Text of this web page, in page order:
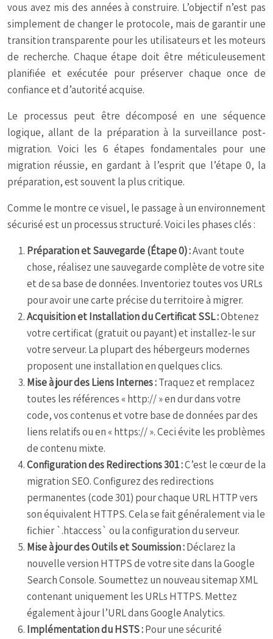
vous avez mis des années à construire. L’objectif n’est pas
simplement de changer le protocole, mais de garantir une
transition transparente pour les utilisateurs et les moteurs
de recherche. Chaque étape doit être méticuleusement
planifiée et exécutée pour préserver chaque once de
confiance et d’autorité acquise.
Le processus peut être décomposé en une séquence
logique, allant de la préparation à la surveillance post-
migration. Voici les 6 étapes fondamentales pour une
migration réussie, en gardant à l’esprit que l’étape 0, la
préparation, est souvent la plus critique.
Comme le montre ce visuel, le passage à un environnement
sécurisé est un processus structuré. Voici les phases clés :
Préparation et Sauvegarde (Étape 0) :Avant toute
chose, réalisez une sauvegarde complète de votre site
et de sa base de données. Inventoriez toutes vos URLs
pour avoir une carte précise du territoire à migrer.
Acquisition et Installation du Certificat SSL :Obtenez
votre certificat (gratuit ou payant) et installez-le sur
votre serveur. La plupart des hébergeurs modernes
proposent une installation en quelques clics.
Mise à jour des Liens Internes :Traquez et remplacez
toutes les références « http:// » en dur dans votre
code, vos contenus et votre base de données par des
liens relatifs ou en « https:// ». Ceci évite les problèmes
de contenu mixte.
Configuration des Redirections 301 :C’est le cœur de la
migration SEO. Configurez des redirections
permanentes (code 301) pour chaque URL HTTP vers
son équivalent HTTPS. Cela se fait généralement via le
fichier `.htaccess` ou la configuration du serveur.
Mise à jour des Outils et Soumission :Déclarez la
nouvelle version HTTPS de votre site dans la Google
Search Console. Soumettez un nouveau sitemap XML
contenant uniquement les URLs HTTPS. Mettez
également à jour l’URL dans Google Analytics.
Implémentation du HSTS :Pour une sécurité